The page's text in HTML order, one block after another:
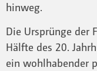
hinweg.
Die Ursprünge der
Hälfte des 20.
ein wohlhabender